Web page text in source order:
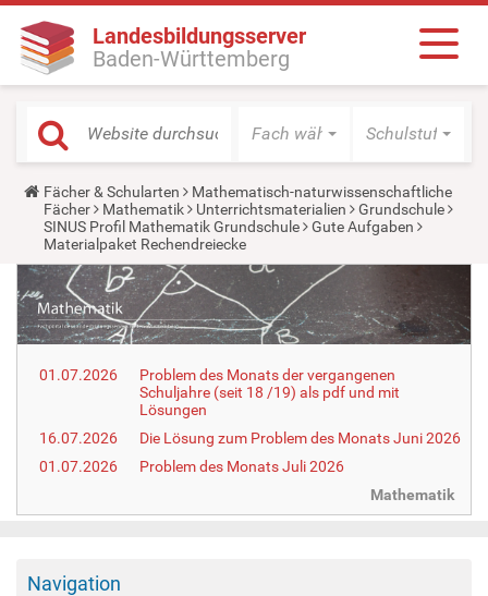
Landesbildungsserver
Baden-Württemberg
Fach wählen Schulstufe
Y
o
u
a
r
e
h
e
r
e
Fächer & Schularten
Mathematisch-naturwissenschaftliche
Fächer
Mathematik Unterrichtsmaterialien
Grundschule
SINUS Profil Mathematik Grundschule
Gute Aufgaben
Materialpaket Rechendreiecke
01.07.2026
Problem des Monats der vergangenen
Schuljahre (seit 18 /19) als pdf und mit
Lösungen
16.07.2026
Die Lösung zum Problem des Monats Juni 2026
01.07.2026
Problem des Monats Juli 2026
Mathematik
Navigation